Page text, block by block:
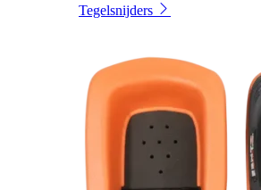
Tegelsnijders